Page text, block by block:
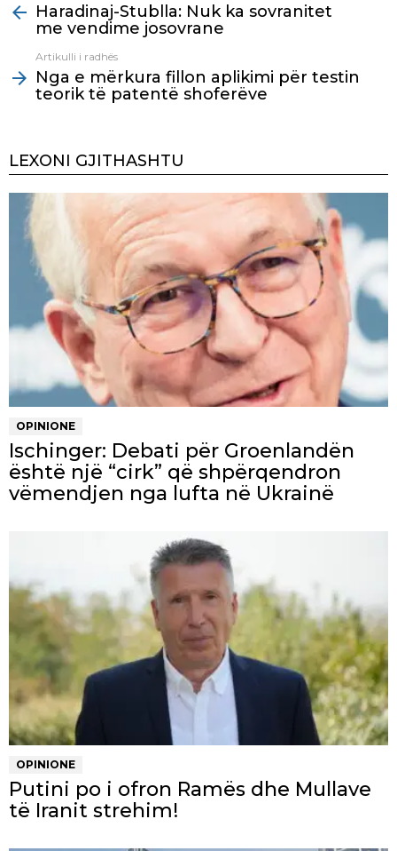
moreHaradinaj-Stublla: Nuk ka sovranitet
me vendime josovrane
Artikulli i radhës
Nga e mërkura fillon aplikimi për testin
teorik të patentë shoferëve
LEXONI GJITHASHTU
OPINIONE
Ischinger: Debati për Groenlandën
është një “cirk” që shpërqendron
vëmendjen nga lufta në Ukrainë
OPINIONE
Putini po i ofron Ramës dhe Mullave
të Iranit strehim!